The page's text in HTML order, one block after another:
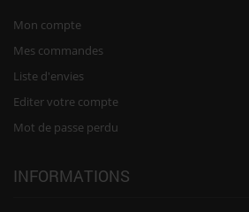
Mon compte
Mes commandes
Liste d'envies
Editer votre compte
Mot de passe perdu
INFORMATIONS